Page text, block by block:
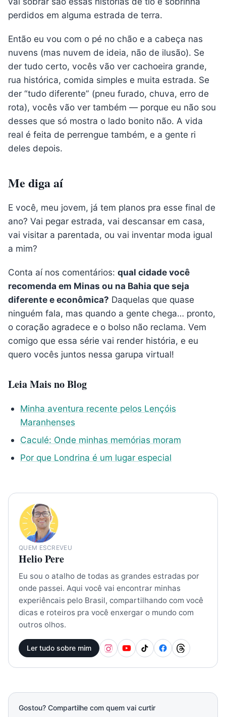
perdidos em alguma estrada de terra.
Então eu vou com o pé no chão e a cabeça nas
nuvens (mas nuvem de ideia, não de ilusão). Se
der tudo certo, vocês vão ver cachoeira grande,
rua histórica, comida simples e muita estrada. Se
der “tudo diferente” (pneu furado, chuva, erro de
rota), vocês vão ver também — porque eu não sou
desses que só mostra o lado bonito não. A vida
real é feita de perrengue também, e a gente ri
deles depois.
Me diga aí
E você, meu jovem, já tem planos pra esse final de
ano? Vai pegar estrada, vai descansar em casa,
vai visitar a parentada, ou vai inventar moda igual
a mim?
Conta aí nos comentários: qual cidade você
recomenda em Minas ou na Bahia que seja
diferente e econômica? Daquelas que quase
ninguém fala, mas quando a gente chega… pronto,
o coração agradece e o bolso não reclama. Vem
comigo que essa série vai render história, e eu
quero vocês juntos nessa garupa virtual!
Leia Mais no Blog
Minha aventura recente pelos Lençóis
Maranhenses
Caculé: Onde minhas memórias moram
Por que Londrina é um lugar especial
QUEM ESCREVEU
Helio Pere
Eu sou o atalho de todas as grandes estradas por
onde passei. Aqui você vai encontrar minhas
experiêncais pelo Brasil, compartilhando com você
dicas e roteiros pra você enxergar o mundo com
outros olhos.
Ler tudo sobre mim
Gostou? Compartilhe com quem vai curtir